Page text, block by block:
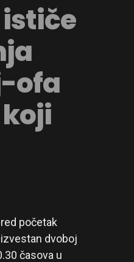
ofa
početak
dvoboj
časova u